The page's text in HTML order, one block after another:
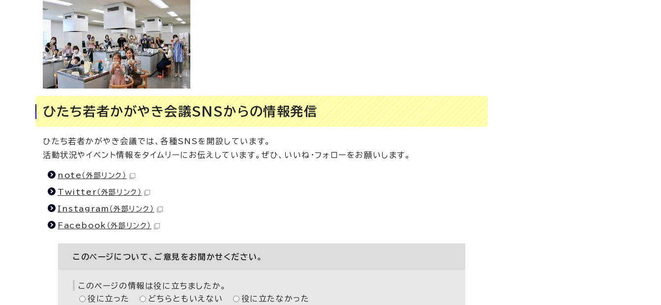
ひたち若者かがやき会議SNSからの情報発信
ひたち若者かがやき会議では、各種SNSを開設しています。
活動状況やイベント情報をタイムリーにお伝えしています。ぜひ、いいね・フォローをお願いします。
note （外部リンク）
Twitter （外部リンク）
Instagram （外部リンク）
Facebook （外部リンク）
このページについて、ご意見をお聞かせください。
このページの情報は役に立ちましたか。
役に立った
どちらともいえない 役に立たなかった